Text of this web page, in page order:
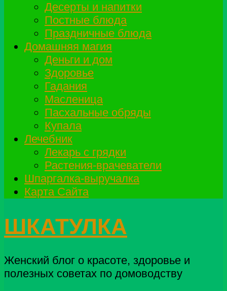
Десерты и напитки
Постные блюда
Праздничные блюда
Домашняя магия
Деньги и дом
Здоровье
Гадания
Масленица
Пасхальные обряды
Купала
Лечебник
Лекарь с грядки
Растения-врачеватели
Шпаргалка-выручалка
Карта Сайта
ШКАТУЛКА
Женский блог о красоте, здоровье и
полезных советах по домоводству